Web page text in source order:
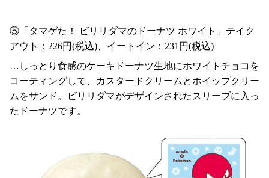
⑤「タマゲた！ ビリリダマのドーナツ ホワイト」テイク
アウト：226円(税込)、イートイン：231円(税込)
…しっとり食感のケーキドーナツ生地にホワイトチョコを
コーティングして、カスタードクリームとホイップクリー
ムをサンド。ビリリダマがデザインされたスリーブに入っ
たドーナツです。